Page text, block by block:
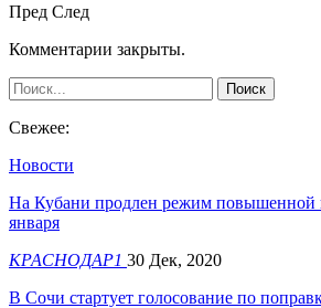
Пред След
Комментарии закрыты.
Свежее:
Новости
На Кубани продлен режим повышенной
января
КРАСНОДАР1 30 Дек, 2020
В Сочи стартует голосование по